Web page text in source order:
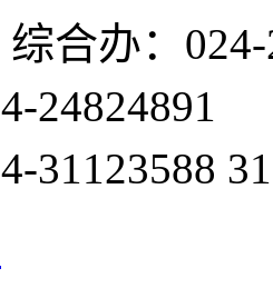
综合办：
24824891
31123588